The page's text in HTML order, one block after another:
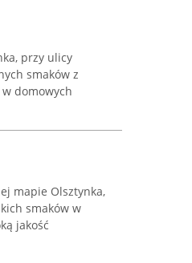
przy ulicy
smaków z
domowych
mapie Olsztynka,
smaków w
jakość